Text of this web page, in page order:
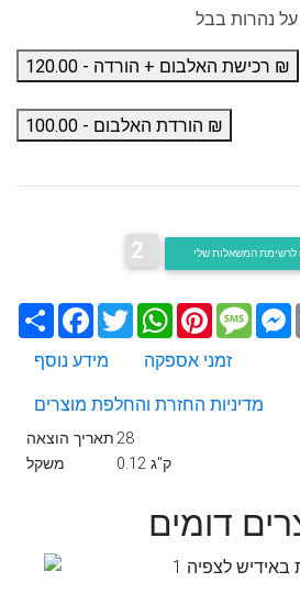
על נהרות בבל
רכישת האלבום + הורדה - 120.00 ₪
הורדת האלבום - 100.00 ₪
2
שתף Facebook
TwitterWhatsApp
Pinterest
מידע נוסף
זמני אספקה
מדיניות החזרת והחלפת מוצרים
תאריך הוצאה28
משקל
0.12 ק"ג
דומים